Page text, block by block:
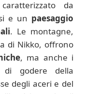
da
e un paesaggio
. Le montagne,
di Nikko, offrono
, ma anche i
di godere della
degli aceri e del